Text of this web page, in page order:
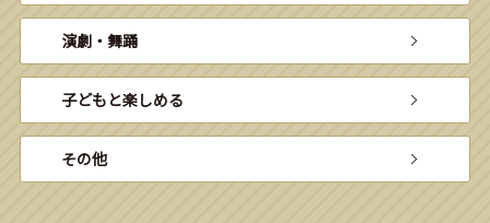
演劇・舞踊
子どもと楽しめる
その他